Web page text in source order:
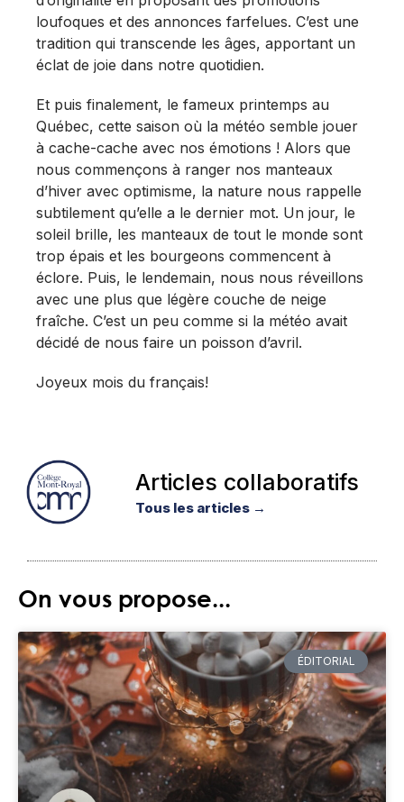
loufoques et des annonces farfelues. C’est une
tradition qui transcende les âges, apportant un
éclat de joie dans notre quotidien.
Et puis finalement, le fameux printemps au
Québec, cette saison où la météo semble jouer
à cache-cache avec nos émotions ! Alors que
nous commençons à ranger nos manteaux
d’hiver avec optimisme, la nature nous rappelle
subtilement qu’elle a le dernier mot. Un jour, le
soleil brille, les manteaux de tout le monde sont
trop épais et les bourgeons commencent à
éclore. Puis, le lendemain, nous nous réveillons
avec une plus que légère couche de neige
fraîche. C’est un peu comme si la météo avait
décidé de nous faire un poisson d’avril.
Joyeux mois du français!
Articles collaboratifs
Tous les articles →
On vous propose...
ÉDITORIAL